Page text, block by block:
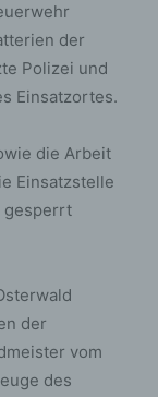
der
Polizei und
Einsatzortes.
die Arbeit
Einsatzstelle
gesperrt
der
vom
des